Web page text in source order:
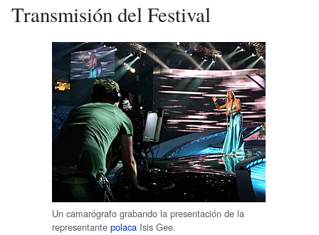
Transmisión del Festival
Un camarógrafo grabando la presentación de la
representante polaca Isis Gee.